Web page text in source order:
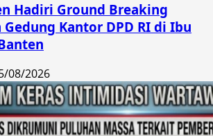
Hadiri Ground Breaking
Kantor DPD RI di Ibu
08/2026